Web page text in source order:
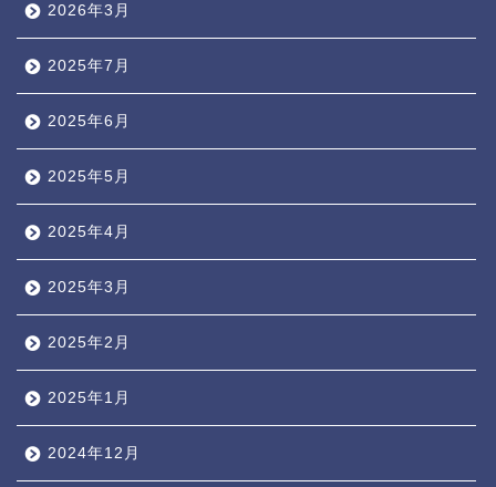
2026年3月
2025年7月
2025年6月
2025年5月
2025年4月
2025年3月
2025年2月
2025年1月
2024年12月